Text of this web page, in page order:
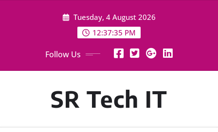
Tuesday, 4 August 2026
12:37:36 PM
Follow Us
SR Tech IT